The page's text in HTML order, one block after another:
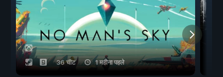
36 चीट 1 महीना पहले